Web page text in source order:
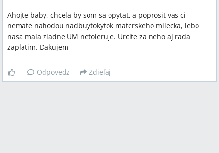
Ahojte baby, chcela by som sa opytat, a poprosit vas ci
nemate nahodou nadbuytokytok materskeho mliecka, lebo
nasa mala ziadne UM netoleruje. Urcite za neho aj rada
zaplatim. Dakujem
Odpovedz Zdieľaj